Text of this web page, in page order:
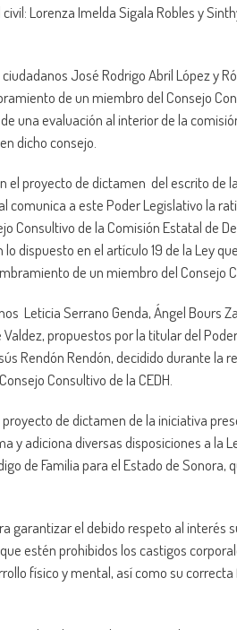
Lorenza Imelda Sigala Robles y
José Rodrigo Abril López y
de un miembro del Consejo
una evaluación al interior de la
dicho consejo.
el proyecto de dictamen del escrito de
comunica a este Poder Legislativo la
Consultivo de la Comisión Estatal de
dispuesto en el artículo 19 de la Ley
de un miembro del Consejo
Leticia Serrano Genda, Ángel Bours
propuestos por la titular del
Rendón Rendón, decidido durante la
Consultivo de la CEDH.
de dictamen de la iniciativa
y adiciona diversas disposiciones a la
de Familia para el Estado de Sonora,
garantizar el debido respeto al interés
estén prohibidos los castigos
físico y mental, así como su